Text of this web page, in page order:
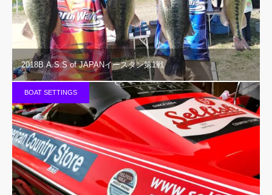
2018B.A.S.S of JAPANイースタン第1戦
BOAT SETTINGS